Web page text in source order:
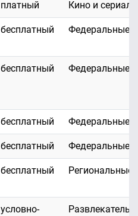
платный Кино и сериалы
бесплатный Федеральные
бесплатный Федеральные
бесплатный Федеральные
бесплатный Федеральные
бесплатный Региональные
условно-